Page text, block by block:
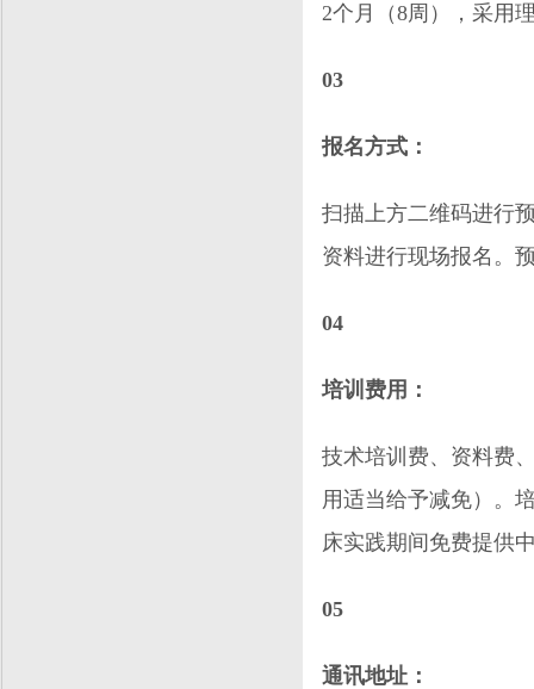
2个月（8周），采用
03
报名方式：
扫描上方二维码进行
资料进行现场报名。
04
培训费用：
技术培训费、资料费
用适当给予减免）。
床实践期间免费提供
05
通讯地址：